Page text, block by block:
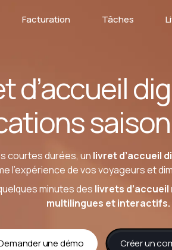
Facturation Tâches
d’accueil
courtes durées, un livret d’accueil
l’expérience de vos voyageurs et
minutes des livrets
multilingues et interactifs.
une démo Créer un